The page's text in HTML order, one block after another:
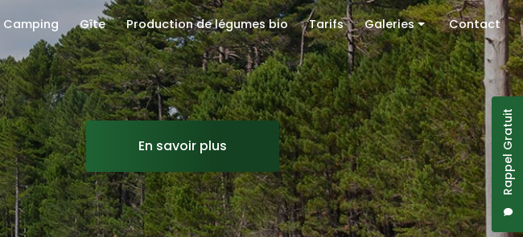
Rappel Gratuit
Camping Gîte Production de légumes bio Tarifs Galeries
Camping
Gîte
Production de légumes bio
Contact
En savoir plus